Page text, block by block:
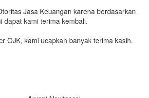
Jasa Keuangan karena berdasarkan
dapat kami terima kembali.
OJK, kami ucapkan banyak terima kasih.